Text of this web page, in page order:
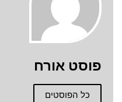
פוסט אורח
כל הפוסטים